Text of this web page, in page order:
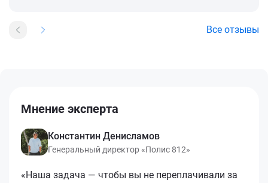
Все отзывы
Мнение эксперта
Константин Денисламов
Генеральный директор «Полис 812»
«Наша задача — чтобы вы не переплачивали за